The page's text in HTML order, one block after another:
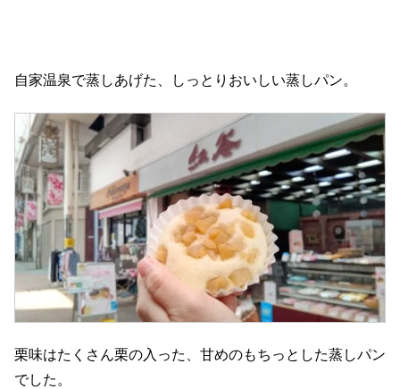
自家温泉で蒸しあげた、しっとりおいしい蒸しパン。
栗味はたくさん栗の入った、甘めのもちっとした蒸しパン
でした。